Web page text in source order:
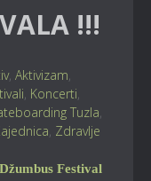
!!!
, Aktivizam,
, Koncerti,
Tuzla,
, Zdravlje
Džumbus Festival